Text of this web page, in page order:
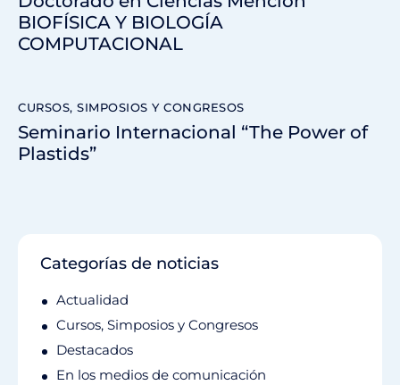
BIOFÍSICA Y BIOLOGÍA
COMPUTACIONAL
CURSOS, SIMPOSIOS Y CONGRESOS
Seminario Internacional “The Power of
Plastids”
Categorías de noticias
Actualidad
Cursos, Simposios y Congresos
Destacados
En los medios de comunicación